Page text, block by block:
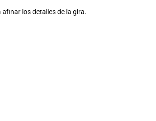
afinar los detalles de la gira.